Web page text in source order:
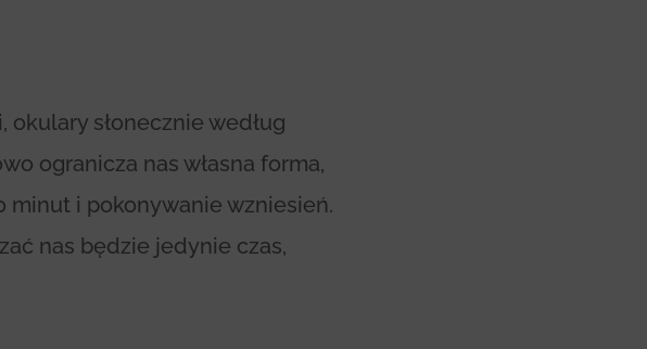
słonecznie według
ogranicza nas własna forma,
minut i pokonywanie wzniesień.
nas będzie jedynie czas,